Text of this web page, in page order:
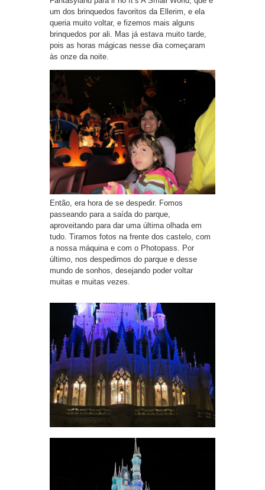
um dos brinquedos favoritos da Ellerim, e ela
queria muito voltar, e fizemos mais alguns
brinquedos por ali. Mas já estava muito tarde,
pois as horas mágicas nesse dia começaram
às onze da noite.
Então, era hora de se despedir. Fomos
passeando para a saída do parque,
aproveitando para dar uma última olhada em
tudo. Tiramos fotos na frente dos castelo, com
a nossa máquina e com o Photopass. Por
último, nos despedimos do parque e desse
mundo de sonhos, desejando poder voltar
muitas e muitas vezes.